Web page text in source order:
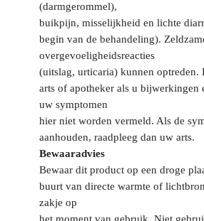
(darmgerommel),
buikpijn, misselijkheid en lichte
begin van de behandeling).
overgevoeligheidsreacties
(uitslag, urticaria) kunnen optreden.
arts of apotheker als u bijwerkingen
uw symptomen
hier niet worden vermeld. Als de
aanhouden, raadpleeg dan uw arts.
Bewaaradvies
Bewaar dit product op een droge
buurt van directe warmte of
zakje op